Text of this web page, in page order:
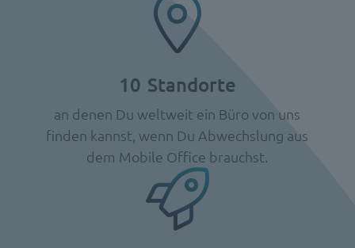
10 Standorte
an denen Du weltweit ein Büro von uns
finden kannst, wenn Du Abwechslung aus
dem Mobile Office brauchst.